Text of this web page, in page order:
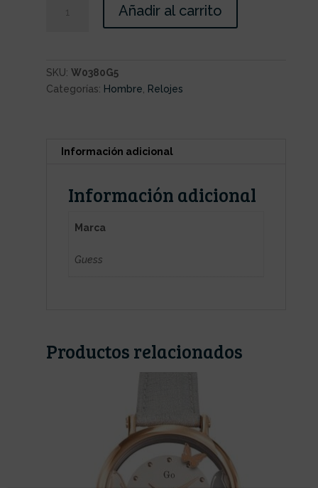
Añadir al carrito
SKU: W0380G5
Categorías: Hombre Relojes
Información adicional
Información adicional
Marca
Guess
Productos relacionados